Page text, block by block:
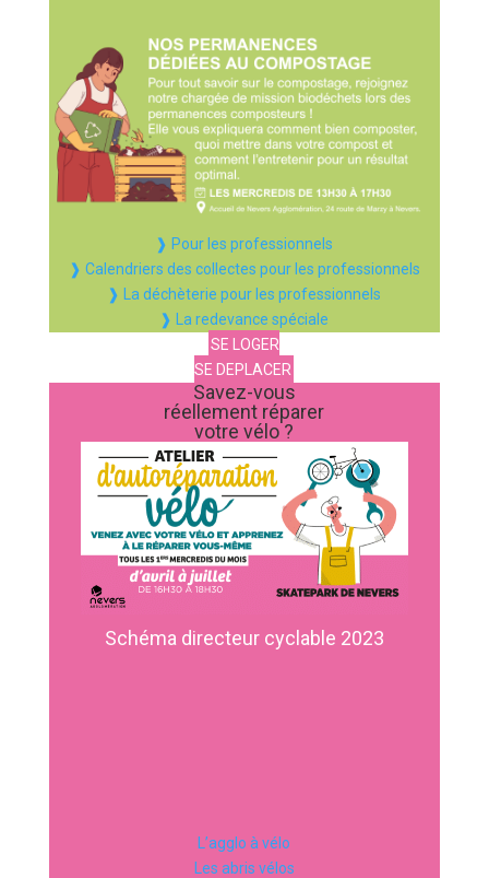
❱ Pour les professionnels
❱ Calendriers des collectes pour les professionnels
❱ La déchèterie pour les professionnels
❱ La redevance spéciale
SE LOGER
SE DEPLACER
Savez-vous
réellement réparer
votre vélo ?
Schéma directeur cyclable 2023
L’agglo à vélo
Les abris vélos